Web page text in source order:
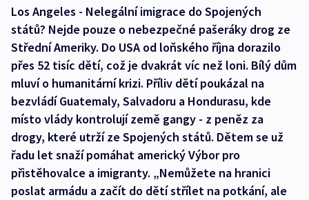
Los Angeles - Nelegální imigrace do Spojených
států? Nejde pouze o nebezpečné pašeráky drog ze
Střední Ameriky. Do USA od loňského října dorazilo
přes 52 tisíc dětí, což je dvakrát víc než loni. Bílý dům
mluví o humanitární krizi. Příliv dětí poukázal na
bezvládí Guatemaly, Salvadoru a Hondurasu, kde
místo vlády kontrolují země gangy - z peněz za
drogy, které utrží ze Spojených států. Dětem se už
řadu let snaží pomáhat americký Výbor pro
přistěhovalce a imigranty. „Nemůžete na hranici
poslat armádu a začít do dětí střílet na potkání, ale